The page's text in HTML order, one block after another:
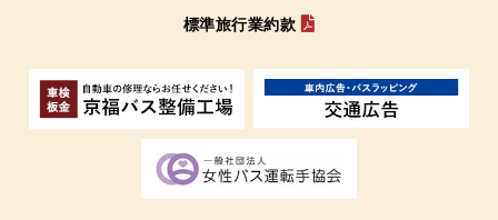
標準旅行業約款